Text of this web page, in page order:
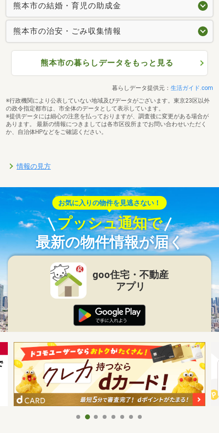
熊本市の結婚・育児の助成金
熊本市の治安・ごみ収集情報
熊本市の暮らしデータをもっと見る
暮らしデータ提供元： 生活ガイド.com
※行政機関により公表していない地域及びデータがございます。東京23区以外
の政令指定都市は、市全体のデータとして表示しています。
※提供データには細心の注意を払っておりますが、調査後に変更がある場合が
あります。 最新の情報につきましては各市区役所までお問い合わせいただく
か、自治体HPなどをご確認ください。
情報の見方
お気に入りの物件を見逃さない！
プッシュ通知で
最新の物件情報が届く
goo住宅・不動産
アプリ